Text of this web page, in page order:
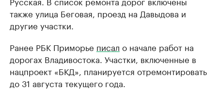
также улица Беговая, проезд на Давыдова и
другие участки.
Ранее РБК Приморье писал о начале работ на
дорогах Владивостока. Участки, включенные в
нацпроект «БКД», планируется отремонтировать
до 31 августа текущего года.